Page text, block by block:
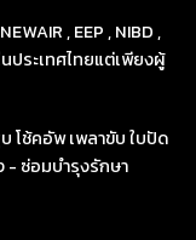
, EEP , NIBD ,
นประเทศไทยแต่เพียงผู้
โช้คอัพ เพลาขับ ใบปัด
ซ่อมบำรุงรักษา